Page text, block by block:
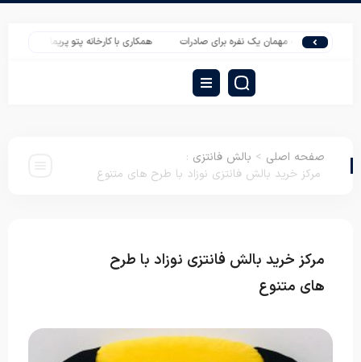
تشک مهمان یک نفره برای صادرات همکاری با کارخانه پتو پریما در تأمین عمده
صفحه اصلی > بالش فانتزی :
مرکز خرید بالش فانتزی نوزاد با طرح های متنوع
مرکز خرید بالش فانتزی نوزاد با طرح
های متنوع